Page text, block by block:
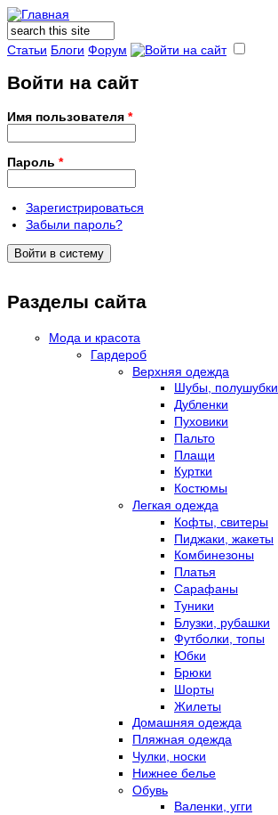
Форма поиска
Поиск
Статьи Блоги Форум
Войти на сайт
Имя пользователя *
Пароль *
Зарегистрироваться
Забыли пароль?
Разделы сайта
Мода и красота
Гардероб
Верхняя одежда
Шубы, полушубки
Дубленки
Пуховики
Пальто
Плащи
Куртки
Костюмы
Легкая одежда
Кофты, свитеры
Пиджаки, жакеты
Комбинезоны
Платья
Сарафаны
Туники
Блузки, рубашки
Футболки, топы
Юбки
Брюки
Шорты
Жилеты
Домашняя одежда
Пляжная одежда
Чулки, носки
Нижнее белье
Обувь
Валенки, угги